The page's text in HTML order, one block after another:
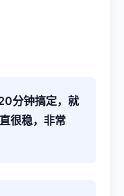
分钟搞定，就
很稳，非常